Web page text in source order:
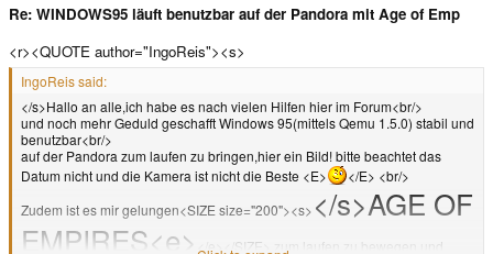
Re: WINDOWS95 läuft benutzbar auf der Pandora mit Age of Emp
<r><QUOTE author="IngoReis"><s>
IngoReis said:
</s>Hallo an alle,ich habe es nach vielen Hilfen hier im Forum<br/>
und noch mehr Geduld geschafft Windows 95(mittels Qemu 1.5.0) stabil und
benutzbar<br/>
auf der Pandora zum laufen zu bringen,hier ein Bild! bitte beachtet das
Datum nicht und die Kamera ist nicht die Beste <E>
</E> <br/>
Zudem ist es mir gelungen<SIZE size="200"><s> </s>AGE OF
EMPIRES<e>
</e></SIZE> zum laufen zu bewegen und